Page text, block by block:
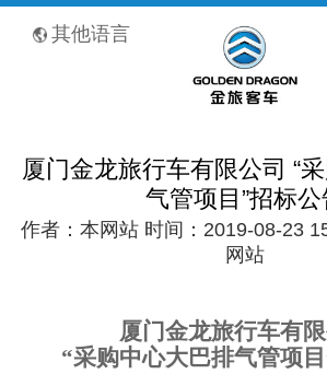
其他语言
厦门金龙旅行车有限公司 “
气管项目”招标公
作者：本网站 时间：2019-08-23
网站
厦门金龙旅行车有
“采购中心大巴排气管项